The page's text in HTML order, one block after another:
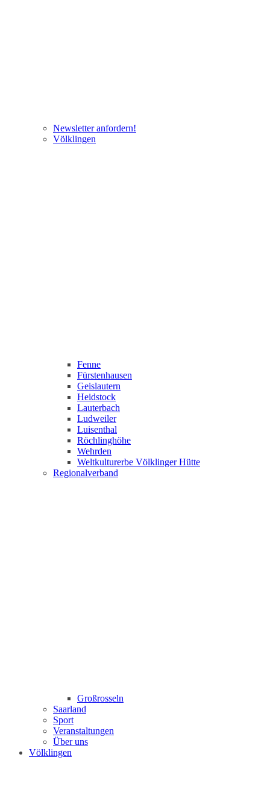
Newsletter anfordern!
Völklingen
Fenne
Fürstenhausen
Geislautern
Heidstock
Lauterbach
Ludweiler
Luisenthal
Röchlinghöhe
Wehrden
Weltkulturerbe Völklinger Hütte
Regionalverband
Großrosseln
Saarland
Sport
Veranstaltungen
Über uns
Völklingen